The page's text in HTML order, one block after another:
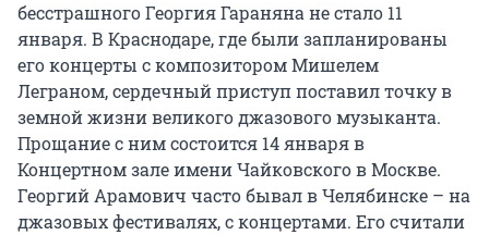
бесстрашного Георгия Гараняна не стало 11
января. В Краснодаре, где были запланированы
его концерты с композитором Мишелем
Леграном, сердечный приступ поставил точку в
земной жизни великого джазового музыканта.
Прощание с ним состоится 14 января в
Концертном зале имени Чайковского в Москве.
Георгий Арамович часто бывал в Челябинске – на
джазовых фестивалях, с концертами. Его считали